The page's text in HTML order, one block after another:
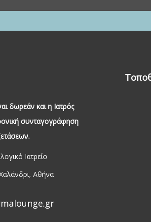
δωρεάν και η Ιατρός
συνταγογράφηση
Ιατρείο
Αθήνα